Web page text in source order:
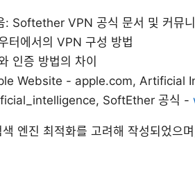
: Softether VPN 공식 문서 및 커뮤니
터에서의 VPN 구성 방법
인증 방법의 차이
Website - apple.com, Artificial
SoftEther 공식 -
엔진 최적화를 고려해 작성되었으